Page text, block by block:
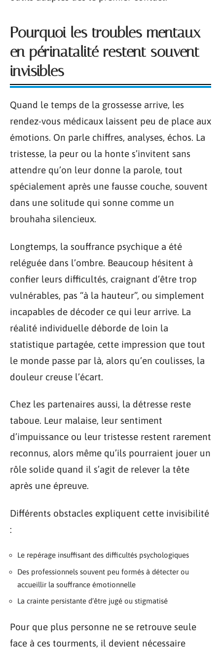
Pourquoi les troubles mentaux
en périnatalité restent souvent
invisibles
Quand le temps de la grossesse arrive, les
rendez-vous médicaux laissent peu de place aux
émotions. On parle chiffres, analyses, échos. La
tristesse, la peur ou la honte s’invitent sans
attendre qu’on leur donne la parole, tout
spécialement après une fausse couche, souvent
dans une solitude qui sonne comme un
brouhaha silencieux.
Longtemps, la souffrance psychique a été
reléguée dans l’ombre. Beaucoup hésitent à
confier leurs difficultés, craignant d’être trop
vulnérables, pas “à la hauteur”, ou simplement
incapables de décoder ce qui leur arrive. La
réalité individuelle déborde de loin la
statistique partagée, cette impression que tout
le monde passe par là, alors qu’en coulisses, la
douleur creuse l’écart.
Chez les partenaires aussi, la détresse reste
taboue. Leur malaise, leur sentiment
d’impuissance ou leur tristesse restent rarement
reconnus, alors même qu’ils pourraient jouer un
rôle solide quand il s’agit de relever la tête
après une épreuve.
Différents obstacles expliquent cette invisibilité
:
Le repérage insuffisant des difficultés psychologiques
Des professionnels souvent peu formés à détecter ou
accueillir la souffrance émotionnelle
La crainte persistante d’être jugé ou stigmatisé
Pour que plus personne ne se retrouve seule
face à ces tourments, il devient nécessaire